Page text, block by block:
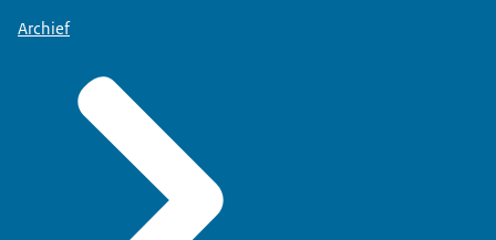
Archief